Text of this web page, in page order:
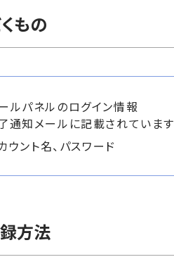
もの
ルパネルのログイン情報
通知メールに記載されています
ント名、パスワード
方法